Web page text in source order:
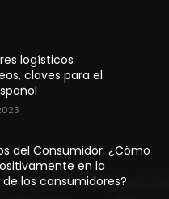
logísticos
claves para el
del Consumidor: ¿Cómo
en la
los consumidores?